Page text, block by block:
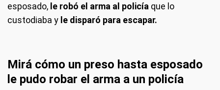
esposado, le robó el arma al policía que lo
custodiaba y le disparó para escapar.
Mirá cómo un preso hasta esposado
le pudo robar el arma a un policía